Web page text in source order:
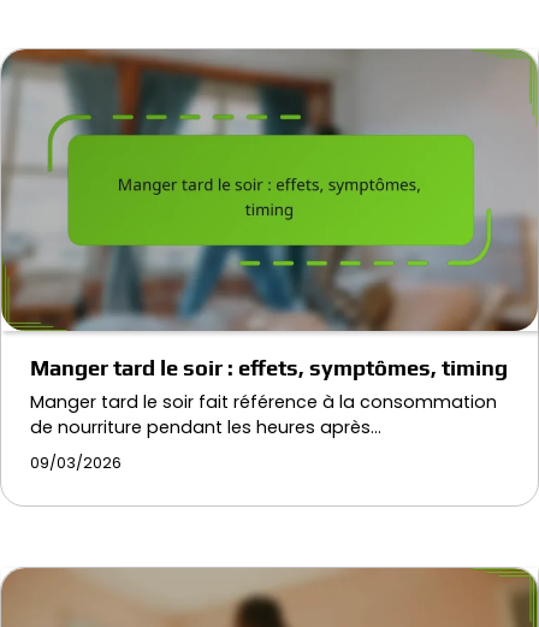
Manger tard le soir : effets, symptômes, timing
Manger tard le soir fait référence à la consommation
de nourriture pendant les heures après…
09/03/2026